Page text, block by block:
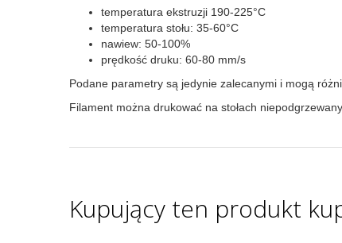
temperatura ekstruzji 190-225°C
temperatura stołu: 35-60°C
nawiew: 50-100%
prędkość druku: 60-80 mm/s
Podane parametry są jedynie zalecanymi i mogą
Filament można drukować na stołach
Kupujący ten produkt